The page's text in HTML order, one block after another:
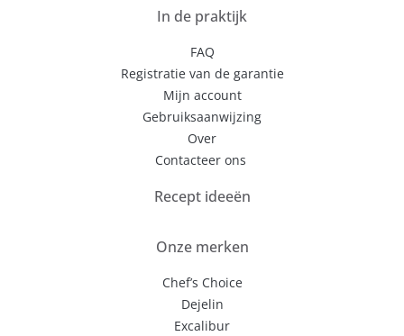
In de praktijk
FAQ
Registratie van de garantie
Mijn account
Gebruiksaanwijzing
Over
Contacteer ons
Recept ideeën
Onze merken
Chef’s Choice
Dejelin
Excalibur